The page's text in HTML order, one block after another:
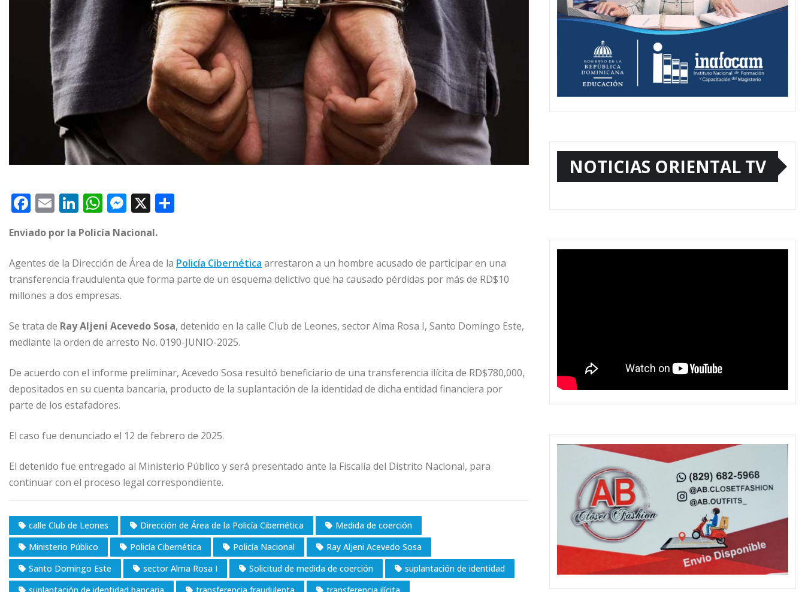
F
c
e
b
o
o
k
E
ai
l
Li
k
e
dI
n
W
at
s
A
p
p
M
ss
e
n
e
r
X
p
ar
r
Enviado por la Policía Nacional.
Agentes de la Dirección de Área de la Policía Cibernética arrestaron a un hombre acusado de participar en una
transferencia fraudulenta que forma parte de un esquema delictivo que ha causado pérdidas por más de RD$10
millones a dos empresas.
Se trata de Ray Aljeni Acevedo Sosa, detenido en la calle Club de Leones, sector Alma Rosa I, Santo Domingo Este,
mediante la orden de arresto No. 0190-JUNIO-2025.
De acuerdo con el informe preliminar, Acevedo Sosa resultó beneficiario de una transferencia ilícita de RD$780,000,
depositados en su cuenta bancaria, producto de la suplantación de la identidad de dicha entidad financiera por
parte de los estafadores.
El caso fue denunciado el 12 de febrero de 2025.
El detenido fue entregado al Ministerio Público y será presentado ante la Fiscalía del Distrito Nacional, para
continuar con el proceso legal correspondiente.
calle Club de Leones Dirección de Área de la Policía Cibernética
Medida de coerción
Ministerio Público
Policía Cibernética Policía Nacional
Ray Aljeni Acevedo Sosa
Santo Domingo Este
sector Alma Rosa I Solicitud de medida de coerción
suplantación de identidad
NOTICIAS ORIENTAL TV